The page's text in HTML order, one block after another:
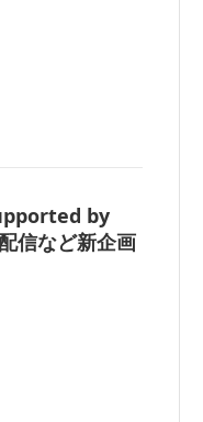
by
信など新企画